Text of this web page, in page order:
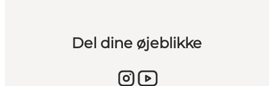
Del dine øjeblikke